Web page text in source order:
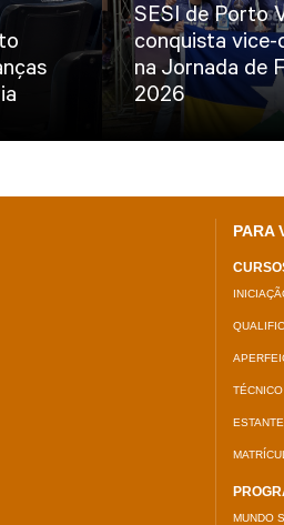
SESI de Porto
conquista vice-
na Jornada de
2026
PARA
TÉCNICO
MUNDO